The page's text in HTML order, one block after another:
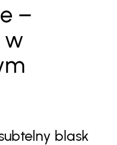
–
w
blask